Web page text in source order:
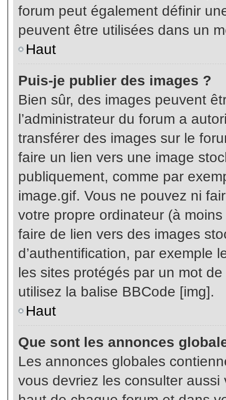
forum peut également définir
peuvent être utilisées dans un
Haut
Puis-je publier des images ?
Bien sûr, des images peuvent
l’administrateur du forum a
transférer des images sur le
faire un lien vers une image
publiquement, comme par
image.gif. Vous ne pouvez ni
votre propre ordinateur (à
faire de lien vers des images
d’authentification, par exemple
les sites protégés par un mot
utilisez la balise BBCode [img].
Haut
Que sont les annonces
Les annonces globales
vous devriez les consulter